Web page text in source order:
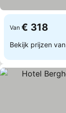
Van € 318
Bekijk prijzen van